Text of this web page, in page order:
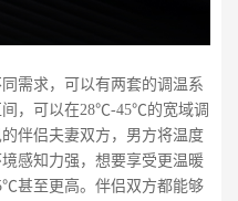
需求，可以有两套的调温系
，可以在28℃-45℃的宽域调
伴侣夫妻双方，男方将温度
感知力强，想要享受更温暖
甚至更高。伴侣双方都能够